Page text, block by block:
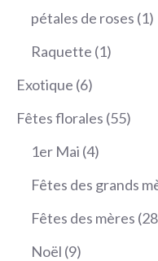
pétales de roses 11
Raquette 11
Exotique 66
produits
Fêtes florales 5555
1er Mai 44
produits
Fêtes des grands
Fêtes des mères 28
Noël 99